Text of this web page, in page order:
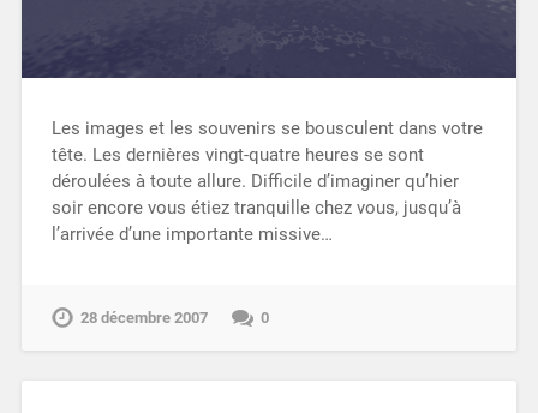
Les images et les souvenirs se bousculent dans votre
tête. Les dernières vingt-quatre heures se sont
déroulées à toute allure. Difficile d’imaginer qu’hier
soir encore vous étiez tranquille chez vous, jusqu’à
l’arrivée d’une importante missive…
28 décembre 2007 0